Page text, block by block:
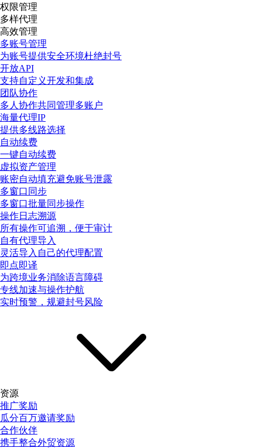
权限管理
多样代理
高效管理
多账号管理
为账号提供安全环境杜绝封号
开放API
支持自定义开发和集成
团队协作
多人协作共同管理多账户
海量代理IP
提供多线路选择
自动续费
一键自动续费
虚拟资产管理
账密自动填充避免账号泄露
多窗口同步
多窗口批量同步操作
操作日志溯源
所有操作可追溯，便于审计
自有代理导入
灵活导入自己的代理配置
即点即译
为跨境业务消除语言障碍
专线加速与操作护航
实时预警，规避封号风险
资源
推广奖励
瓜分百万邀请奖励
合作伙伴
携手整合外贸资源